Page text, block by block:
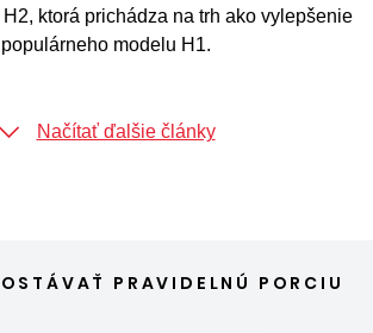
ktorá prichádza na trh ako vylepšenie
populárneho modelu H1.
Načítať ďalšie články
PRAVIDELNÚ PORCIU